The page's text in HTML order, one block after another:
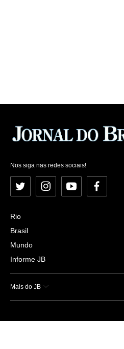
Nos siga nas redes sociais!
Twitter InstagramYouTubeFacebook
Rio
Brasil
Mundo
Informe JB
Mais do JB
Esportes